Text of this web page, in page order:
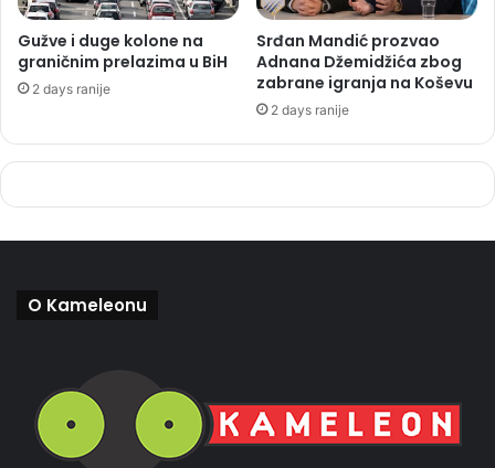
Gužve i duge kolone na
graničnim prelazima u BiH
2 days ranije
Srđan Mandić prozvao
Adnana Džemidžića zbog
zabrane igranja na Koševu
2 days ranije
O Kameleonu